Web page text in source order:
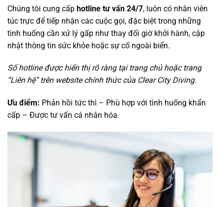
Chúng tôi cung cấp hotline tư vấn 24/7, luôn có nhân viên
túc trực để tiếp nhận các cuộc gọi, đặc biệt trong những
tình huống cần xử lý gấp như thay đổi giờ khởi hành, cập
nhật thông tin sức khỏe hoặc sự cố ngoài biển.
Số hotline được hiển thị rõ ràng tại trang chủ hoặc trang
“Liên hệ” trên website chính thức của Clear City Diving.
Ưu điểm: Phản hồi tức thì – Phù hợp với tình huống khẩn
cấp – Được tư vấn cá nhân hóa.